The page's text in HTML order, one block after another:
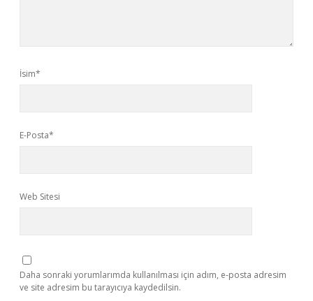
İsim*
E-Posta*
Web Sitesi
Daha sonraki yorumlarımda kullanılması için adım, e-posta adresim
ve site adresim bu tarayıcıya kaydedilsin.